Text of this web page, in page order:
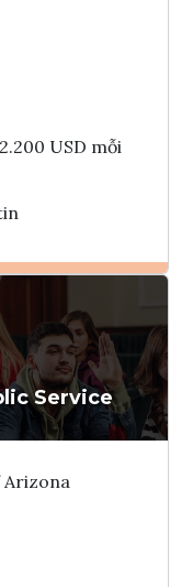
USD mỗi
Interlink
Service